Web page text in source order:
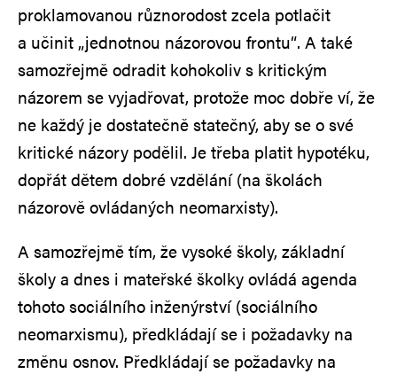
proklamovanou různorodost zcela potlačit
a učinit „jednotnou názorovou frontu“. A také
samozřejmě odradit kohokoliv s kritickým
názorem se vyjadřovat, protože moc dobře ví, že
ne každý je dostatečně statečný, aby se o své
kritické názory podělil. Je třeba platit hypotéku,
dopřát dětem dobré vzdělání (na školách
názorově ovládaných neomarxisty).
A samozřejmě tím, že vysoké školy, základní
školy a dnes i mateřské školky ovládá agenda
tohoto sociálního inženýrství (sociálního
neomarxismu), předkládají se i požadavky na
změnu osnov. Předkládají se požadavky na